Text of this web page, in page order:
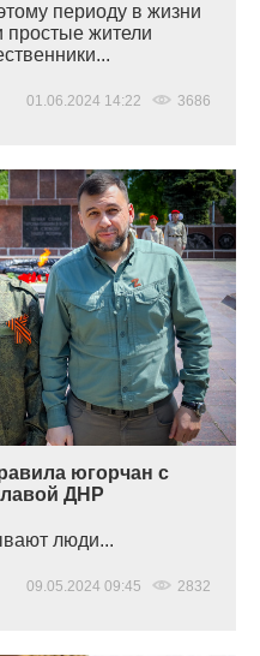
периоду в жизни
простые жители
01.06.2024 14:22 3686
югорчан с
ДНР
люди...
09.05.2024 09:45 2832